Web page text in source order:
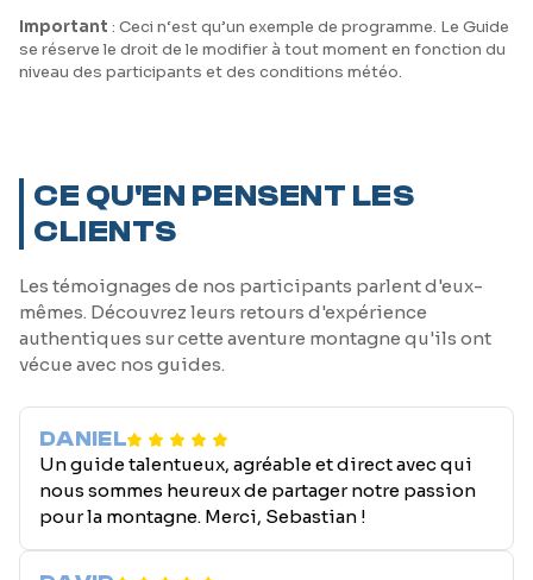
Important : Ceci n‘est qu’un exemple de programme. Le Guide
se réserve le droit de le modifier à tout moment en fonction du
niveau des participants et des conditions météo.
CE QU'EN PENSENT LES
CLIENTS
Les témoignages de nos participants parlent d'eux-
mêmes. Découvrez leurs retours d'expérience
authentiques sur cette aventure montagne qu'ils ont
vécue avec nos guides.
DANIEL
Un guide talentueux, agréable et direct avec qui
nous sommes heureux de partager notre passion
pour la montagne. Merci, Sebastian !